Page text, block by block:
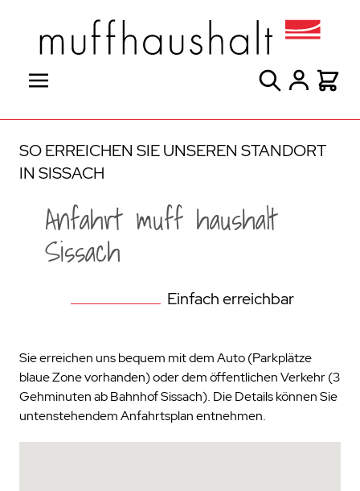
Suche
SO ERREICHEN SIE UNSEREN STANDORT
IN SISSACH
Anfahrt muff haushalt
Sissach
Einfach erreichbar
Sie erreichen uns bequem mit dem Auto (Parkplätze
blaue Zone vorhanden) oder dem öffentlichen Verkehr (3
Gehminuten ab Bahnhof Sissach). Die Details können Sie
untenstehendem Anfahrtsplan entnehmen.